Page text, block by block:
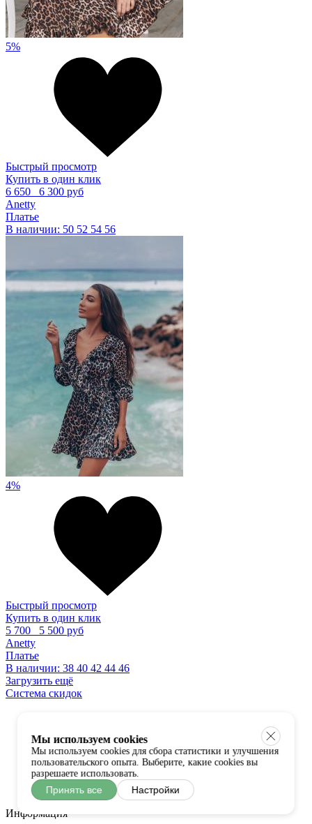
5%
Быстрый просмотр
Купить в один клик
6 650
6 300 руб
Anetty
Платье
В наличии: 50 52 54 56
4%
Быстрый просмотр
Купить в один клик
5 700
5 500 руб
Anetty
Платье
В наличии: 38 40 42 44 46
Загрузить ещё
Система скидок
Информация
Мы используем cookies
Мы используем cookies для сбора статистики и улучшения
пользовательского опыта. Выберите, какие cookies вы
разрешаете использовать.
Принять все Настройки